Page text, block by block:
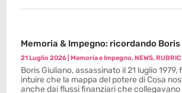
Memoria & Impegno: ricordando
21 Luglio 2026 |Memoria e Impegno,NEWS,
Boris Giuliano, assassinato il 21 luglio 1979,
intuire che la mappa del potere di Cosa
anche dai flussi finanziari che collegavano